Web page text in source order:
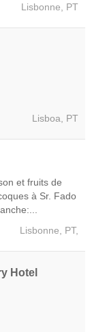
Lisbonne, PT
Lisboa, PT
et fruits de
à Sr. Fado
Lisbonne, PT,
Hotel